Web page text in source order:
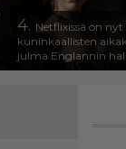
4. Netflixissä on
kuninkaallisten
julma Englannin